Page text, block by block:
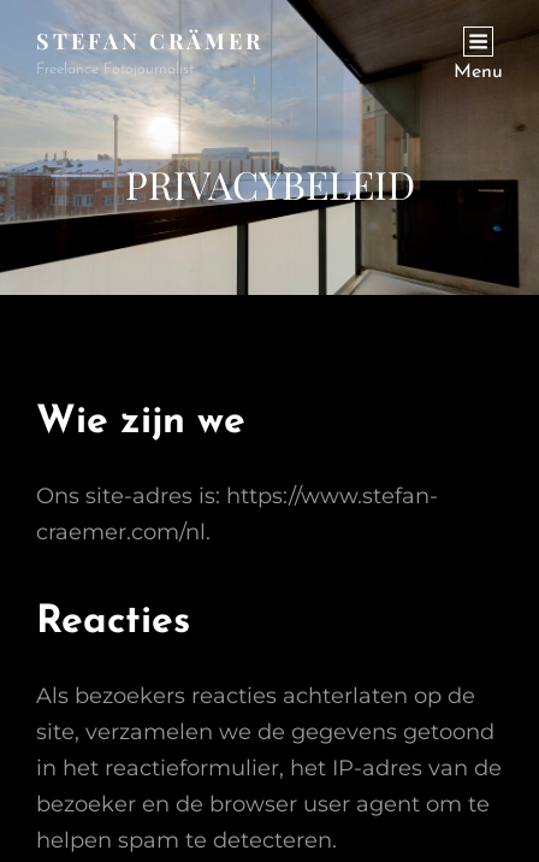
STEFAN CRÄMER
Freelance Fotojournalist Menu
PRIVACYBELEID
Wie zijn we
Ons site-adres is: https://www.stefan-
craemer.com/nl.
Reacties
Als bezoekers reacties achterlaten op de
site, verzamelen we de gegevens getoond
in het reactieformulier, het IP-adres van de
bezoeker en de browser user agent om te
helpen spam te detecteren.